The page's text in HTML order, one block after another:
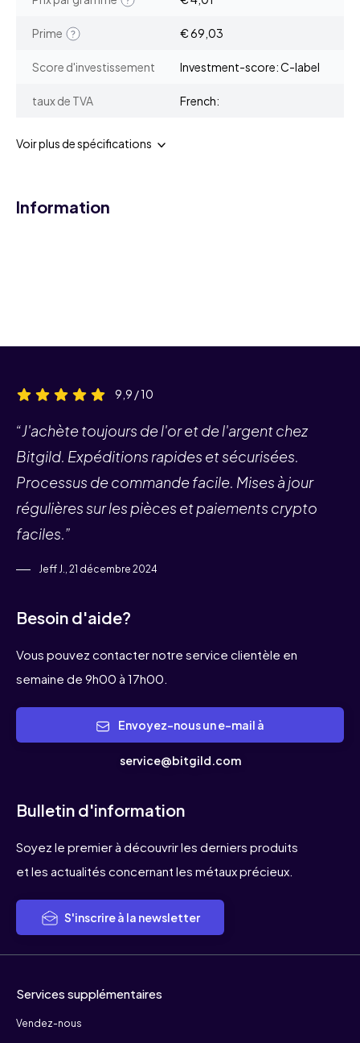
Prime € 69,03
Score d'investissement Investment-score: C-label
taux de TVA French:
Voir plus de spécifications
Information
9,9 / 10
“J'achète toujours de l'or et de l'argent chez
Bitgild. Expéditions rapides et sécurisées.
Processus de commande facile. Mises à jour
régulières sur les pièces et paiements crypto
faciles.”
Jeff J., 21 décembre 2024
Besoin d'aide?
Vous pouvez contacter notre service clientèle en
semaine de 9h00 à 17h00.
service@bitgild.com
Bulletin d'information
Soyez le premier à découvrir les derniers produits
et les actualités concernant les métaux précieux.
S'inscrire à la newsletter
Services supplémentaires
Vendez-nous